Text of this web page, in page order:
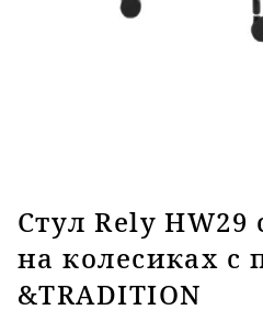
Стул Rely
на колесиках с
&TRADITION